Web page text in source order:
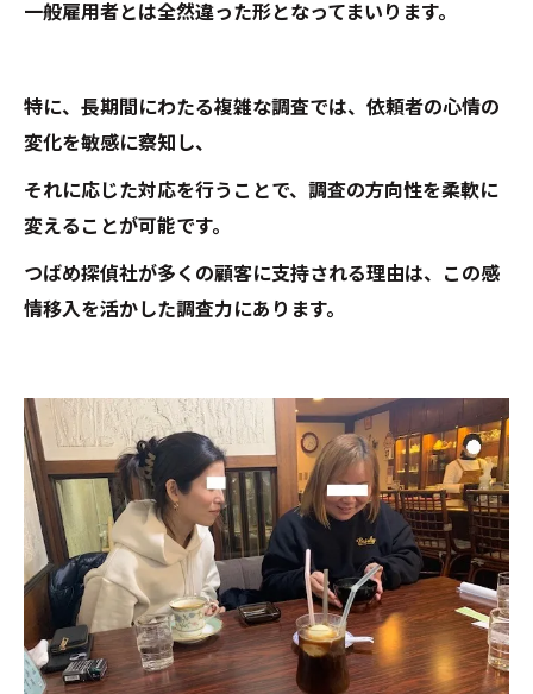
一般雇用者とは全然違った形となってまいります。
特に、長期間にわたる複雑な調査では、依頼者の心情の
変化を敏感に察知し、
それに応じた対応を行うことで、調査の方向性を柔軟に
変えることが可能です。
つばめ探偵社が多くの顧客に支持される理由は、この感
情移入を活かした調査力にあります。